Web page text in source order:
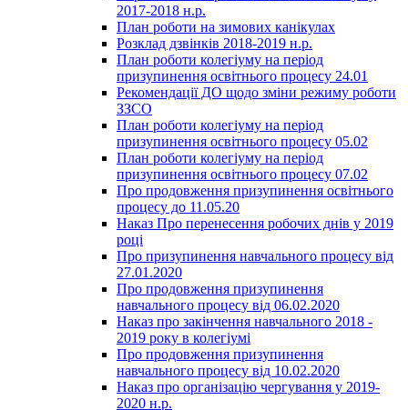
2017-2018 н.р.
План роботи на зимових канікулах
Розклад дзвінків 2018-2019 н.р.
План роботи колегіуму на період
призупинення освітнього процесу 24.01
Рекомендації ДО щодо зміни режиму роботи
ЗЗСО
План роботи колегіуму на період
призупинення освітнього процесу 05.02
План роботи колегіуму на період
призупинення освітнього процесу 07.02
Про продовження призупинення освітнього
процесу до 11.05.20
Наказ Про перенесення робочих днів у 2019
році
Про призупинення навчального процесу від
27.01.2020
Про продовження призупинення
навчального процесу від 06.02.2020
Наказ про закінчення навчального 2018 -
2019 року в колегіумі
Про продовження призупинення
навчального процесу від 10.02.2020
Наказ про організацію чергування у 2019-
2020 н.р.